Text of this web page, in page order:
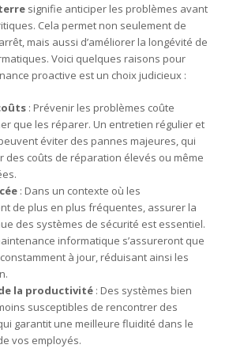
signifie anticiper les problèmes avant
Cela permet non seulement de
mais aussi d’améliorer la longévité de
Voici quelques raisons pour
proactive est un choix judicieux :
: Prévenir les problèmes coûte
que les réparer. Un entretien régulier et
éviter des pannes majeures, qui
des coûts de réparation élevés ou même
: Dans un contexte où les
de plus en plus fréquentes, assurer la
des systèmes de sécurité est essentiel.
informatique s’assureront que
à jour, réduisant ainsi les
la productivité : Des systèmes bien
susceptibles de rencontrer des
garantit une meilleure fluidité dans le
vos employés.